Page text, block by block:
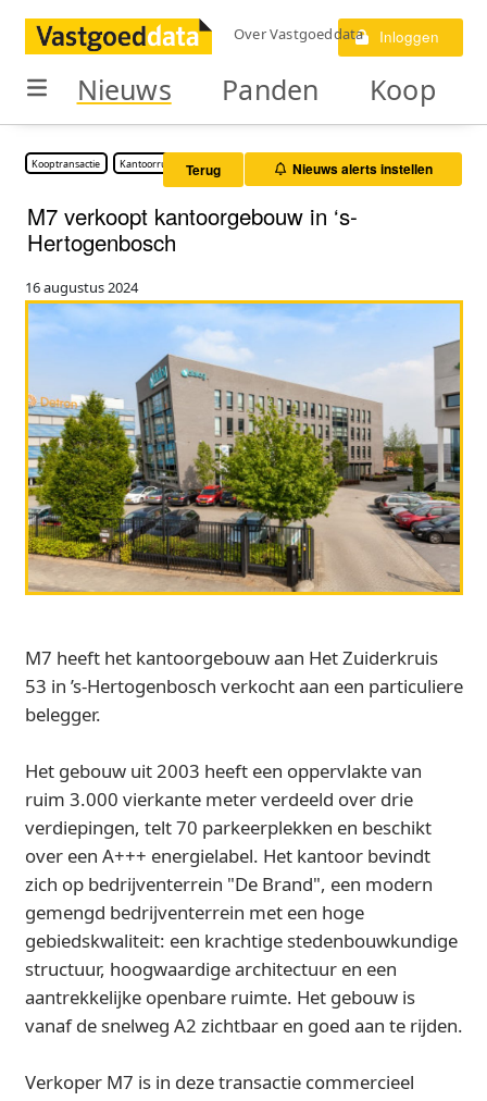
Over Vastgoeddata Inloggen
Nieuws Panden Koop
Kooptransactie KantoorruimteTerug Nieuws alerts instellen
M7 verkoopt kantoorgebouw in ‘s-
Hertogenbosch
16 augustus 2024
M7 heeft het kantoorgebouw aan Het Zuiderkruis
53 in ’s-Hertogenbosch verkocht aan een particuliere
belegger.
Het gebouw uit 2003 heeft een oppervlakte van
ruim 3.000 vierkante meter verdeeld over drie
verdiepingen, telt 70 parkeerplekken en beschikt
over een A+++ energielabel. Het kantoor bevindt
zich op bedrijventerrein "De Brand", een modern
gemengd bedrijventerrein met een hoge
gebiedskwaliteit: een krachtige stedenbouwkundige
structuur, hoogwaardige architectuur en een
aantrekkelijke openbare ruimte. Het gebouw is
vanaf de snelweg A2 zichtbaar en goed aan te rijden.
Verkoper M7 is in deze transactie commercieel